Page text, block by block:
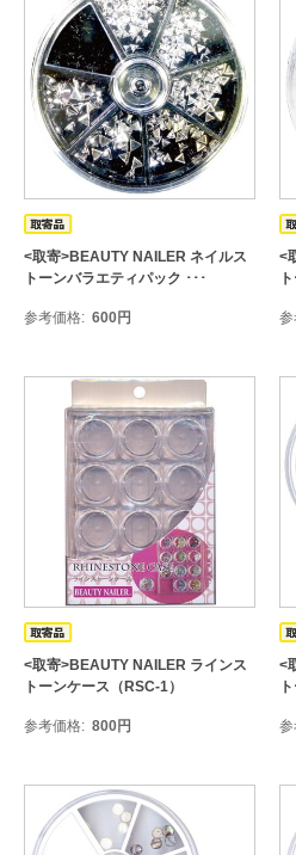
<取寄>BEAUTY NAILER ネイルス
トーンバラエティパック ･･･
参考価格 600円
<
<取寄>BEAUTY NAILER ラインス
トーンケース（RSC-1）
参考価格 800円
<